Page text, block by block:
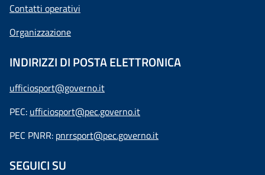
Contatti operativi
Organizzazione
INDIRIZZI DI POSTA ELETTRONICA
ufficiosport@governo.it
PEC: ufficiosport@pec.governo.it
PEC PNRR: pnrrsport@pec.governo.it
SEGUICI SU